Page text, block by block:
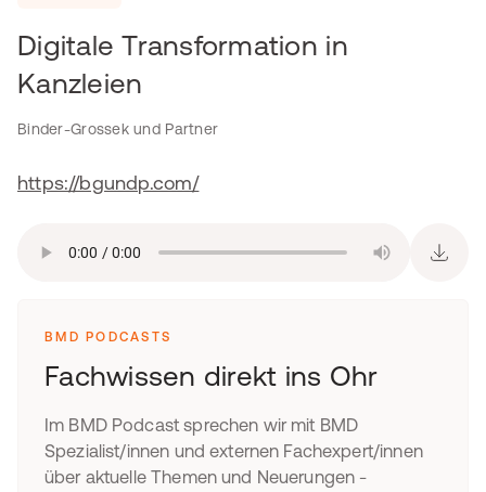
Digitale Transformation in
Kanzleien
Binder-Grossek und Partner
https://bgundp.com/
BMD PODCASTS
Fachwissen direkt ins Ohr
Im BMD Podcast sprechen wir mit BMD
Spezialist/innen und externen Fachexpert/innen
über aktuelle Themen und Neuerungen -